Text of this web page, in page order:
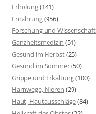
Erholung(141)
Ernährung(956)
Forschung und Wissenschaft
Ganzheitsmedizin (51)
Gesund im Herbst(25)
Gesund im Sommer(50)
Grippe und Erkältung(100)
Harnwege, Nieren (29)
Haut, Hautausschläge(84)